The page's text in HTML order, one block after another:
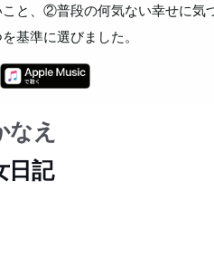
と、②普段の何気ない幸せに気
基準に選びました。
なえ
日記